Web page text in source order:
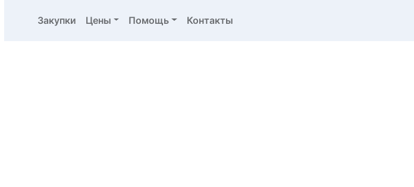
Закупки Цены Помощь Контакты